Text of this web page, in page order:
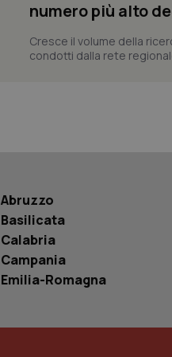
numero più alto
Cresce il volume della
condotti dalla rete
Abruzzo
Basilicata
Calabria
Campania
Emilia-Romagna
tracking-sites-
tracking-enable